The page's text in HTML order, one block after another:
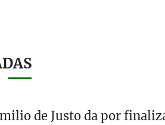
de Justo da por